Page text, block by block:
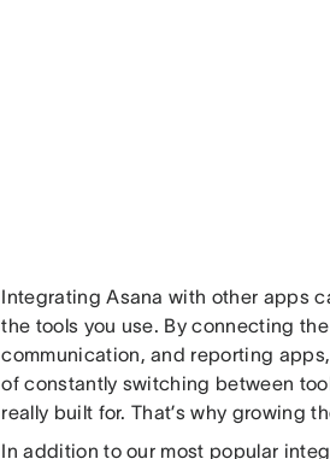
Integrating Asana with other apps
the tools you use. By connecting
communication, and reporting
of constantly switching between
really built for. That’s why growing
In addition to our most popular